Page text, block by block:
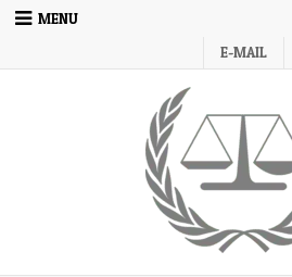
Skip
MENU
E-MAIL